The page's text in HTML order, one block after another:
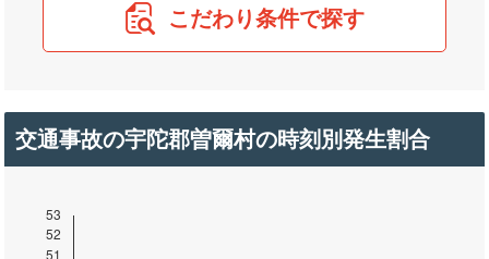
こだわり条件で探す
交通事故の宇陀郡曽爾村の時刻別発生割合